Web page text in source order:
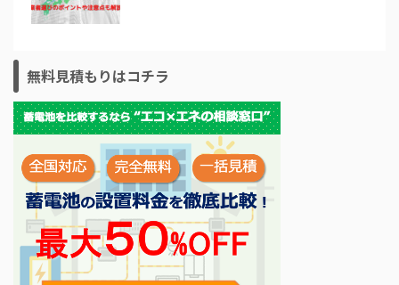
無料見積もりはコチラ